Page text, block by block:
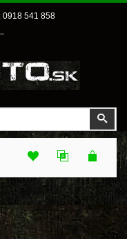
0918 541 858